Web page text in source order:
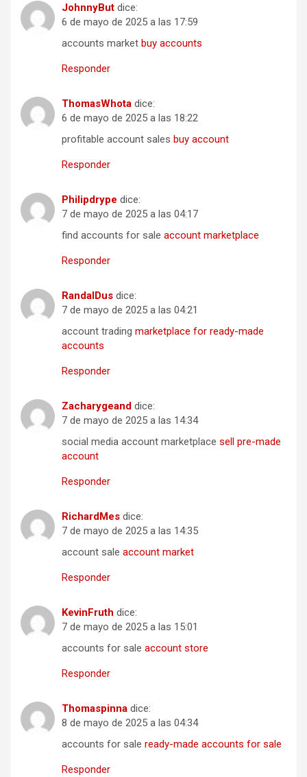
JohnnyBut dice:
6 de mayo de 2025 a las 17:59
accounts market buy accounts
Responder
ThomasWhota dice:
6 de mayo de 2025 a las 18:22
profitable account sales buy account
Responder
Philipdrype dice:
7 de mayo de 2025 a las 04:17
find accounts for sale account marketplace
Responder
RandalDus dice:
7 de mayo de 2025 a las 04:21
account trading marketplace for ready-made
accounts
Responder
Zacharygeand dice:
7 de mayo de 2025 a las 14:34
social media account marketplace sell pre-made
account
Responder
RichardMes dice:
7 de mayo de 2025 a las 14:35
account sale account market
Responder
KevinFruth dice:
7 de mayo de 2025 a las 15:01
accounts for sale account store
Responder
Thomaspinna dice:
8 de mayo de 2025 a las 04:34
accounts for sale ready-made accounts for sale
Responder